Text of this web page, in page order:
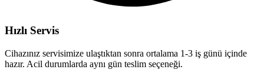
Hızlı Servis
Cihazınız servisimize ulaştıktan sonra ortalama 1-3 iş günü içinde
hazır. Acil durumlarda aynı gün teslim seçeneği.